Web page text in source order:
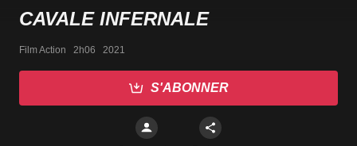
CAVALE INFERNALE
Film Action   2h06   2021
S'ABONNER